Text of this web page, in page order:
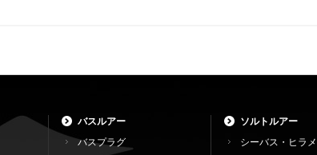
バスルアー
バスプラグ
ソルトルアー
シーバス・ヒラ